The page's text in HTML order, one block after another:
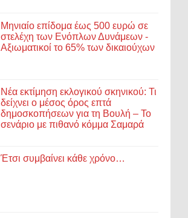
Μηνιαίο επίδομα έως 500 ευρώ σε
στελέχη των Ενόπλων Δυνάμεων -
Αξιωματικοί το 65% των δικαιούχων
Νέα εκτίμηση εκλογικού σκηνικού: Τι
δείχνει ο μέσος όρος επτά
δημοσκοπήσεων για τη Βουλή – Το
σενάριο με πιθανό κόμμα Σαμαρά
Έτσι συμβαίνει κάθε χρόνο…